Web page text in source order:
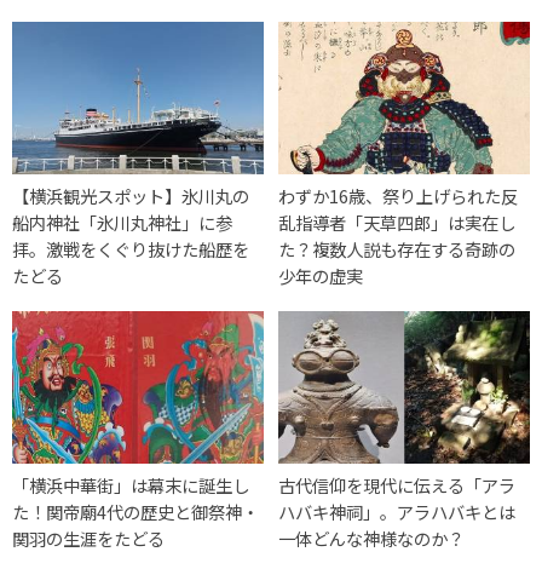
【横浜観光スポット】氷川丸の
船内神社「氷川丸神社」に参
拝。激戦をくぐり抜けた船歴を
たどる
わずか16歳、祭り上げられた反
乱指導者「天草四郎」は実在し
た？複数人説も存在する奇跡の
少年の虚実
「横浜中華街」は幕末に誕生し
た！関帝廟4代の歴史と御祭神・
関羽の生涯をたどる
古代信仰を現代に伝える「アラ
ハバキ神祠」。アラハバキとは
一体どんな神様なのか？